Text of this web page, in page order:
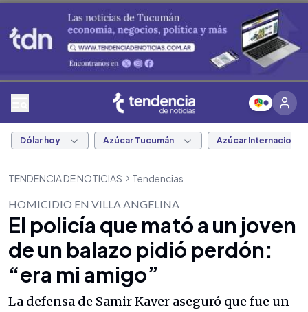
Dólar hoy Azúcar Tucumán Azúcar Internacional
TENDENCIA DE NOTICIAS Tendencias
HOMICIDIO EN VILLA ANGELINA
El policía que mató a un joven
de un balazo pidió perdón:
“era mi amigo”
La defensa de Samir Kaver aseguró que fue un